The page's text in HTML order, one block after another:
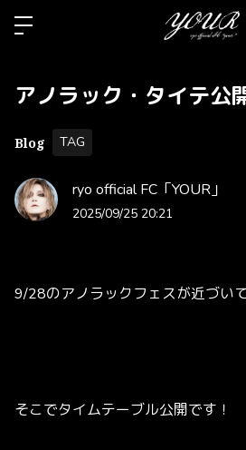
アノラック・タイテ公
Blog TAG
ryo official FC「YOUR」
2025/09/25 20:21
9/28のアノラックフェスが近づいて
そこでタイムテーブル公開です！